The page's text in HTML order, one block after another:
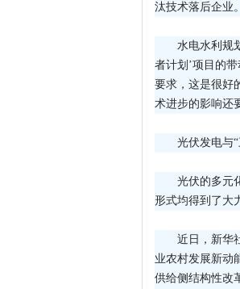
汰技术落后企业
水电水利规
者计划’项目的
要求，这是很好
术进步的影响还
光伏发电与
光伏的多元
形式均得到了大
近日，新华
业农村发展新动
供给侧结构性改